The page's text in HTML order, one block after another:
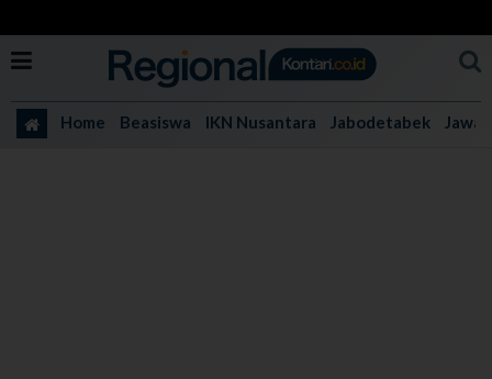
Home Beasiswa IKN Nusantara Jabodetabek Jawa